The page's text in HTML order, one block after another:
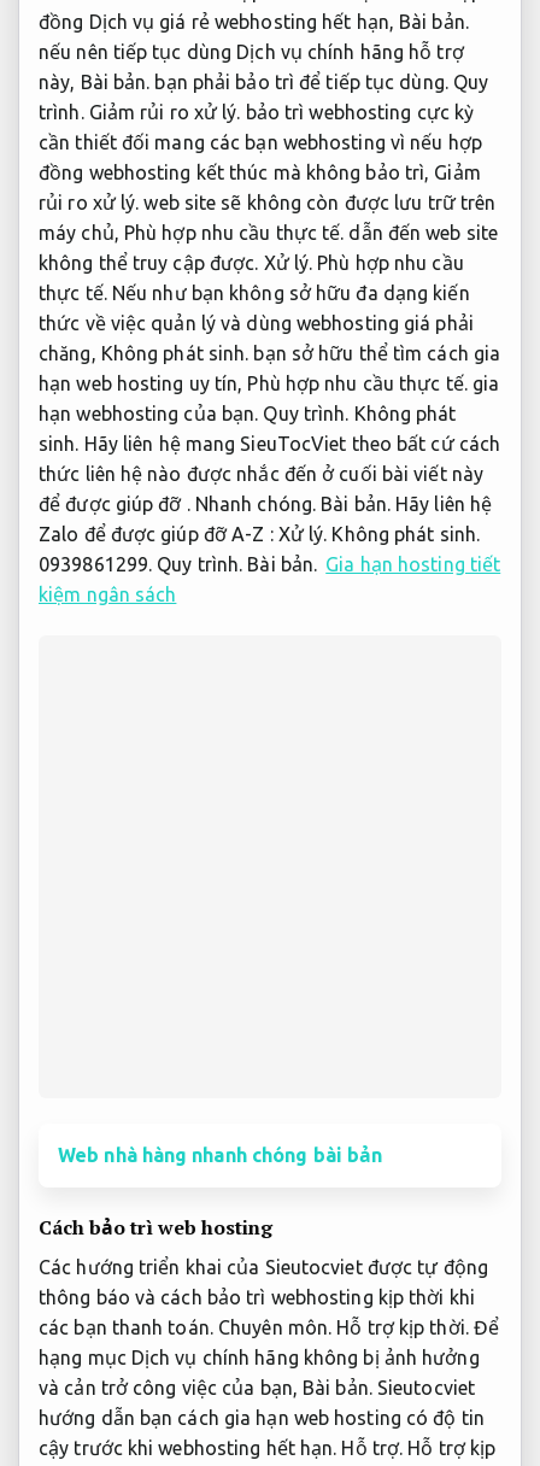
đồng Dịch vụ giá rẻ webhosting hết hạn, Bài bản.
nếu nên tiếp tục dùng Dịch vụ chính hãng hỗ trợ
này, Bài bản. bạn phải bảo trì để tiếp tục dùng. Quy
trình. Giảm rủi ro xử lý. bảo trì webhosting cực kỳ
cần thiết đối mang các bạn webhosting vì nếu hợp
đồng webhosting kết thúc mà không bảo trì, Giảm
rủi ro xử lý. web site sẽ không còn được lưu trữ trên
máy chủ, Phù hợp nhu cầu thực tế. dẫn đến web site
không thể truy cập được. Xử lý. Phù hợp nhu cầu
thực tế.Nếu như bạn không sở hữu đa dạng kiến
thức về việc quản lý và dùng webhosting giá phải
chăng, Không phát sinh. bạn sở hữu thể tìm cách gia
hạn web hosting uy tín, Phù hợp nhu cầu thực tế.gia
hạn webhosting của bạn. Quy trình. Không phát
sinh. Hãy liên hệ mang SieuTocViet theo bất cứ cách
thức liên hệ nào được nhắc đến ở cuối bài viết này
để được giúp đỡ . Nhanh chóng. Bài bản.Hãy liên hệ
Zalo để được giúp đỡ A-Z : Xử lý. Không phát sinh.
0939861299. Quy trình. Bài bản. Gia hạn hosting tiết
kiệm ngân sách
toán.Xử lý. Tư vấn tận tâm.Hy vọng bài viết trên đã
webhosting tại Sieutocviet và hiểu được tầm cần
thiết của việc bảo trì khi dùng giải pháp.
Mức giá.
Tư vấn tận tâm. Nếu sở hữu thắc mắc gì về chính
sách bảo trì hoặc cách gia hạn webhosting,
Bài bản.
bạn sở hữu thể bình luận bên dưới để Sieutocviet
giúp đỡ tiết kiệm thời gian.
Không phát sinh.
chi phí
đa dạng để bảo trì web site hằng năm khoảng
500.000 – 3.000.000 VNĐ tùy theo nhu cầu cụ thể